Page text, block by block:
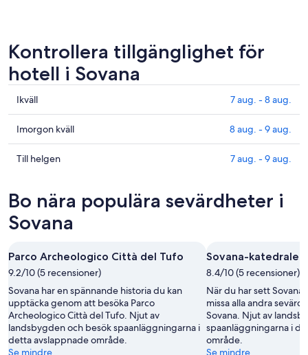
Kontrollera tillgänglighet för
hotell i Sovana
Kolla
priserna
i
Sovana
för
aug.
-
8
Ikväll 7 aug. - 8 aug.
Kolla
priserna
i
imorgon
natt,
8
-
9
aug.
Imorgon kväll 8 aug. - 9 aug.
Kolla
Sovana
inför
helgen,
aug.
-
9
aug.
Till helgen 7 aug. - 9 aug.
Bo nära populära sevärdheter i
Sovana
Parco Archeologico Città del Tufo
9.2/10 (5 recensioner)
Sovana har en spännande historia du kan
upptäcka genom att besöka Parco
Archeologico Città del Tufo. Njut av
landsbygden och besök spaanläggningarna i
detta avslappnade område.
Se mindre
Sovana-katedralen
8.4/10 (5 recensioner)
När du har sett
missa alla andra
Sovana. Njut av
spaanläggningarna i
område.
Se mindre